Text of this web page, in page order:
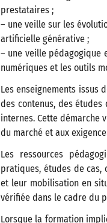
prestataires ;
– une veille sur les
artificielle générative ;
– une veille pédagogique
numériques et les outils
Les enseignements issus
des contenus, des
internes. Cette démarche
du marché et aux
Les ressources
pratiques, études de
et leur mobilisation en
vérifiée dans le cadre du
Lorsque la formation